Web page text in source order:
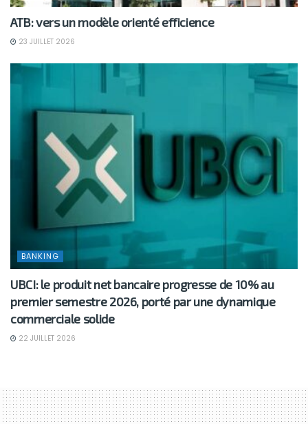
ATB: vers un modèle orienté efficience
23 JUILLET 2026
BANKING
UBCI: le produit net bancaire progresse de 10% au
premier semestre 2026, porté par une dynamique
commerciale solide
22 JUILLET 2026